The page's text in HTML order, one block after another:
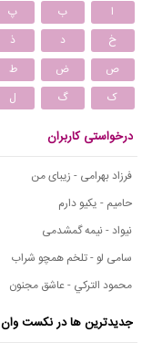
ا ب پ
خ
د ذ
ص
ض ط
ک
گ ل
درخواستی کاربران
فرزاد بهرامی - زیبای من
حامیم - یکیو دارم
نیواد - نیمه گمشدمی
سامی لو - تلخم همچو شراب
محمود التركي - عاشق مجنون
جدیدترین ها در نکست وان